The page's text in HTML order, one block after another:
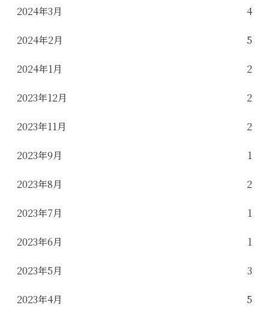
2024年3月 4
2024年2月 5
2024年1月 2
2023年12月 2
2023年11月 2
2023年9月 1
2023年8月 2
2023年7月 1
2023年6月 1
2023年5月 3
2023年4月 5